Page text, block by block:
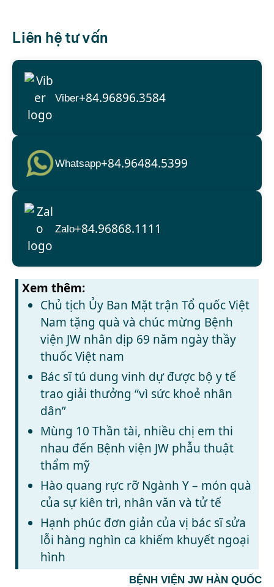
Liên hệ tư vấn
Viber+84.96896.3584
Whatsapp+84.96484.5399
Zalo+84.96868.1111
Xem thêm:
Chủ tịch Ủy Ban Mặt trận Tổ quốc Việt
Nam tặng quà và chúc mừng Bệnh
viện JW nhân dịp 69 năm ngày thầy
thuốc Việt nam
Bác sĩ tú dung vinh dự được bộ y tế
trao giải thưởng “vì sức khoẻ nhân
dân”
Mùng 10 Thần tài, nhiều chị em thi
nhau đến Bệnh viện JW phẫu thuật
thẩm mỹ
Hào quang rực rỡ Ngành Y – món quà
của sự kiên trì, nhân văn và tử tế
Hạnh phúc đơn giản của vị bác sĩ sửa
lỗi hàng nghìn ca khiếm khuyết ngoại
hình
BỆNH VIỆN JW HÀN QUỐC